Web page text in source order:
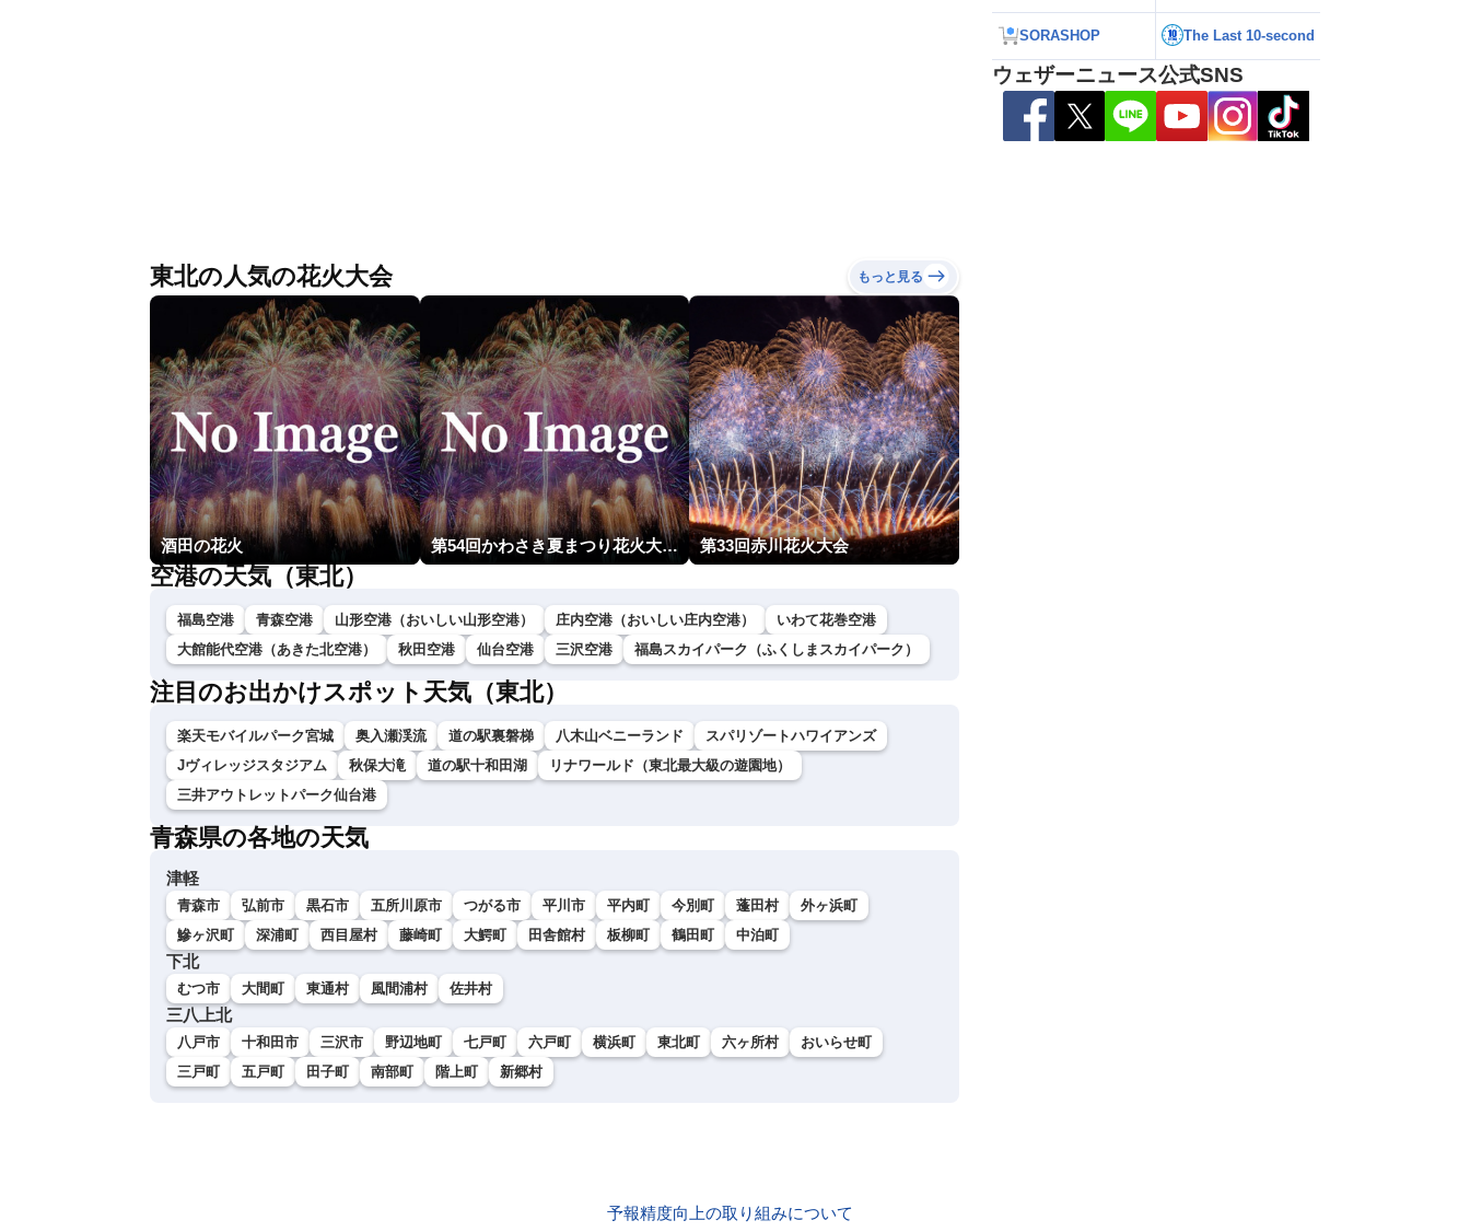
録的短時間大雨
東北の人気の花火大会 もっと見る
酒田の花火 第54回かわさき夏まつり花火大会「おらが自慢のでっかい花火」 第33回赤川花火大会
空港の天気（東北）
福島空港 青森空港 山形空港（おいしい山形空港） 庄内空港（おいしい庄内空港）
いわて花巻空港
大館能代空港（あきた北空港）
秋田空港 仙台空港 三沢空港 福島スカイパーク（ふくしまスカイパーク）
注目のお出かけスポット天気（東北）
楽天モバイルパーク宮城 奥入瀬渓流 道の駅裏磐梯 八木山ベニーランド
スパリゾートハワイアンズ
Jヴィレッジスタジアム
秋保大滝 道の駅十和田湖
リナワールド（東北最大級の遊園地）
三井アウトレットパーク仙台港
青森県の各地の天気
津軽
青森市 弘前市 黒石市 五所川原市 つがる市 平川市 平内町 今別町 蓬田村
外ヶ浜町
鰺ヶ沢町
深浦町 西目屋村 藤崎町 大鰐町 田舎館村 板柳町 鶴田町 中泊町
下北
むつ市 大間町 東通村 風間浦村 佐井村
三八上北
八戸市 十和田市 三沢市 野辺地町 七戸町 六戸町 横浜町 東北町 六ヶ所村
おいらせ町
三戸町
五戸町 田子町 南部町 階上町 新郷村
SORASHOP The Last 10-second
ウェザーニュース公式SNS
予報精度向上の取り組みについて